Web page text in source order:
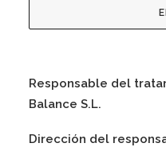
Responsable del
Balance S.L.
Dirección del